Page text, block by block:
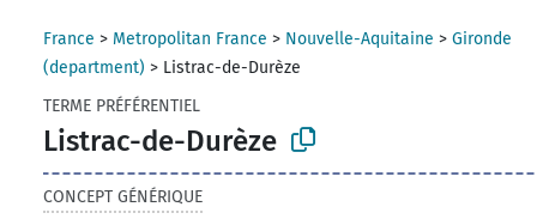
France > Metropolitan France > Nouvelle-Aquitaine >Gironde
(department) > Listrac-de-Durèze
TERME PRÉFÉRENTIEL
Listrac-de-Durèze
CONCEPT GÉNÉRIQUE